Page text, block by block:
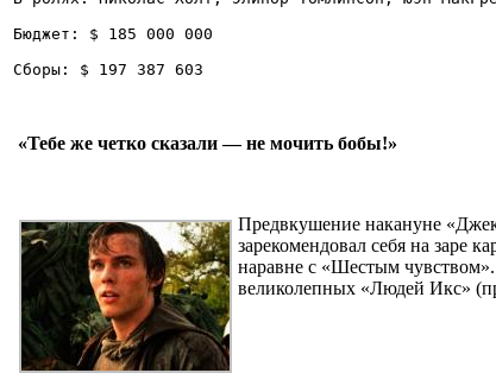
Бюджет: $ 185 000 000
Сборы: $ 197 387 603
«Тебе же четко сказали — не мочить бобы!»
Предвкушение накануне
зарекомендовал себя на заре
наравне с «Шестым
великолепных «Людей Икс»